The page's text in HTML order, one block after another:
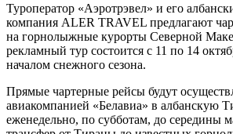
Туроператор «Аэротрэвел» и его
компания ALER TRAVEL предлагают
на горнолыжные курорты Северной
рекламный тур состоится с 11 по 14
началом снежного сезона.
Прямые чартерные рейсы будут
авиакомпанией «Белавиа» в албанскую
еженедельно, по субботам, до середины